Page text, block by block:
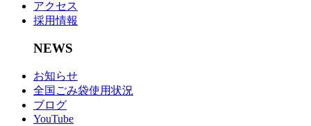
アクセス
採用情報
NEWS
お知らせ
全国ごみ袋使用状況
ブログ
YouTube